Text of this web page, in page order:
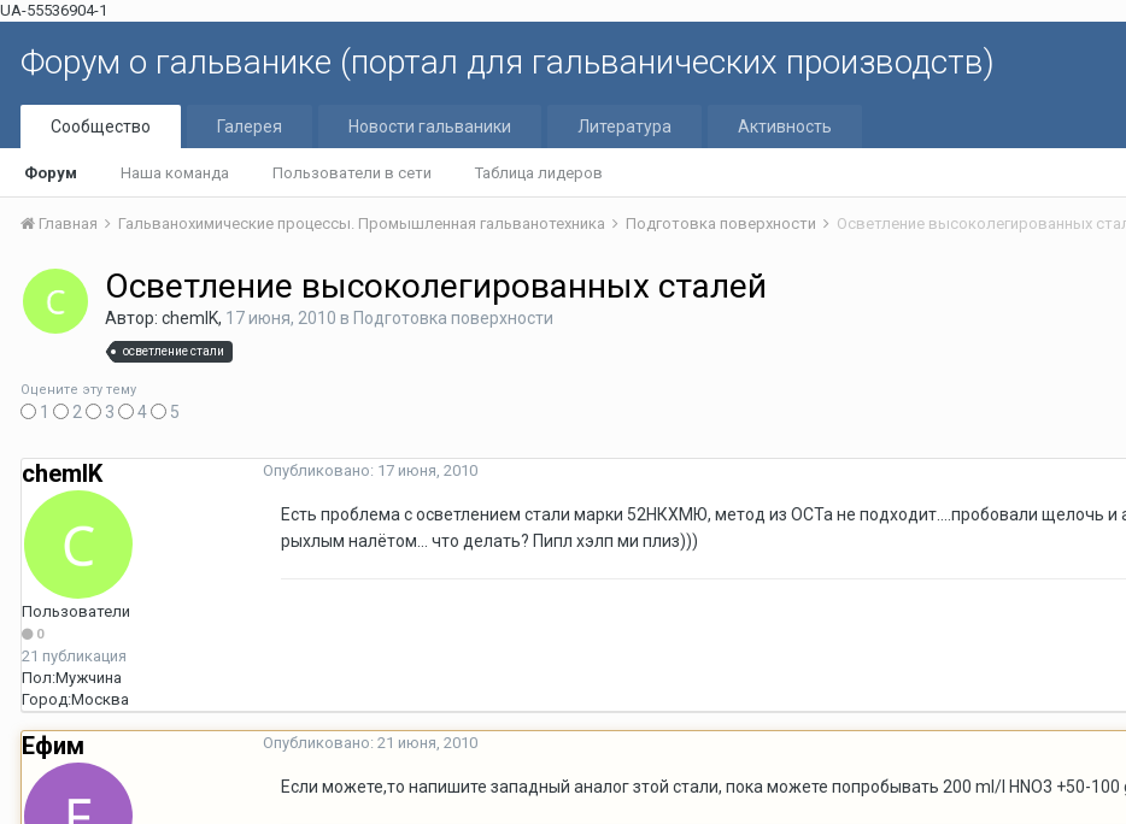
UA-55536904-1
Форум о гальванике (портал для гальванических производств)
Сообщество
Форум Наша команда Пользователи в сети Таблица лидеров
Галерея Новости гальваники Литература Активность
Главная Гальванохимические процессы. Промышленная гальванотехника Подготовка поверхности Осветление высоколегированных
Осветление высоколегированных сталей
Автор: chemIK, 17 июня, 2010 в Подготовка поверхности
осветление стали
Оцените эту тему
1 2 3 4 5
chemIK
Пользователи
0
21 публикация
Пол:Мужчина
Город:Москва
Опубликовано: 17 июня, 2010
Есть проблема с осветлением стали марки 52НКХМЮ, метод из ОСТа не подходит....пробовали щелочь и
рыхлым налётом... что делать? Пипл хэлп ми плиз)))
Ефим Опубликовано: 21 июня, 2010
Если можете,то напишите западный аналог зтой стали, пока можете попробывать 200 ml/l HNO3 +50-100